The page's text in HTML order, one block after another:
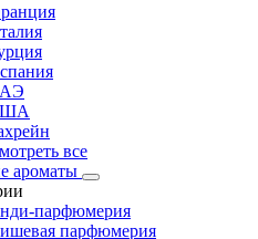
все
ароматы
парфюмерия
парфюмерия